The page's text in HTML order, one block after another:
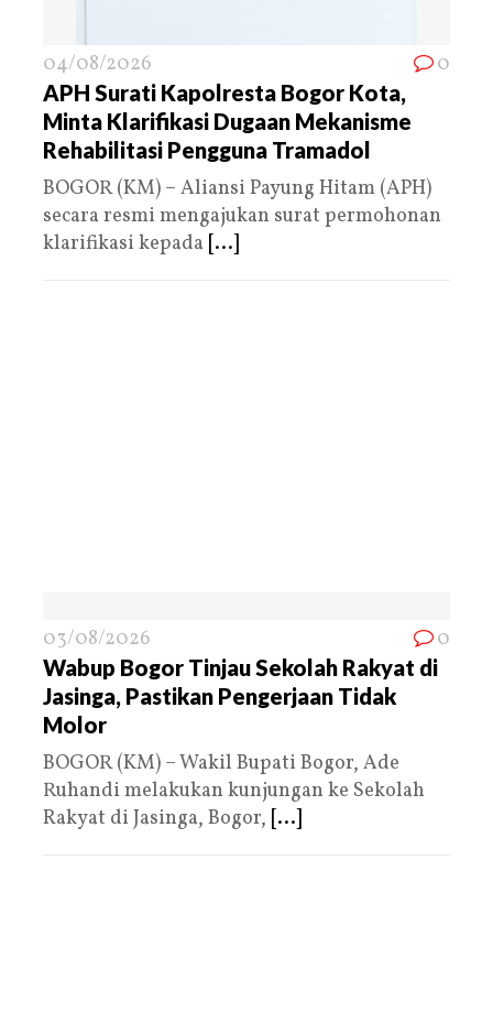
04/08/2026 0
APH Surati Kapolresta Bogor Kota,
Minta Klarifikasi Dugaan Mekanisme
Rehabilitasi Pengguna Tramadol
BOGOR (KM) – Aliansi Payung Hitam (APH)
secara resmi mengajukan surat permohonan
klarifikasi kepada [...]
03/08/2026 0
Wabup Bogor Tinjau Sekolah Rakyat di
Jasinga, Pastikan Pengerjaan Tidak
Molor
BOGOR (KM) – Wakil Bupati Bogor, Ade
Ruhandi melakukan kunjungan ke Sekolah
Rakyat di Jasinga, Bogor, [...]